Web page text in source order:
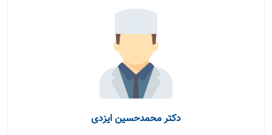
دکتر محمدحسین ایزدی